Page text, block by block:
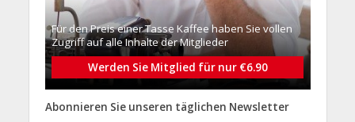
Für den Preis einer Tasse Kaffee haben Sie vollen
Zugriff auf alle Inhalte der Mitglieder
Werden Sie Mitglied für nur €6.90
Abonnieren Sie unseren täglichen Newsletter